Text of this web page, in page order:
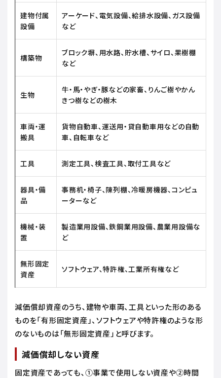
建物付属
設備
アーケード、電気設備、給排水設備、ガス設備
など
構築物
ブロック塀、用水路、貯水槽、サイロ、果樹棚
など
生物
牛・馬・やぎ・豚などの家畜、りんご樹やかん
きつ樹などの樹木
車両・運
搬具
貨物自動車、運送用・貸自動車用などの自動
車、自転車など
工具 測定工具、検査工具、取付工具など
器具・備
品
事務机・椅子、陳列棚、冷暖房機器、コンピュ
ーターなど
機械・装
置
製造業用設備、鉄鋼業用設備、農業用設備な
ど
無形固定
資産
ソフトウェア、特許権、工業所有権など
減価償却資産のうち、建物や車両、工具といった形のある
ものを「有形固定資産」、ソフトウェアや特許権のような形
のないものは「無形固定資産」と呼びます。
減価償却しない資産
固定資産であっても、①事業で使用しない資産や②時間